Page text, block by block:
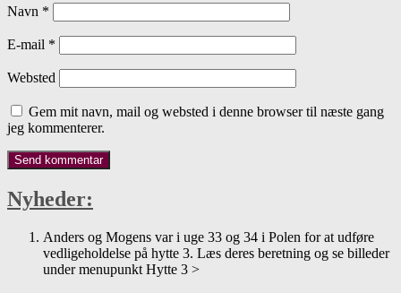
Navn *
E-mail *
Websted
Gem mit navn, mail og websted i denne browser til næste gang
jeg kommenterer.
Nyheder:
Anders og Mogens var i uge 33 og 34 i Polen for at udføre
vedligeholdelse på hytte 3. Læs deres beretning og se billeder
under menupunkt Hytte 3 >